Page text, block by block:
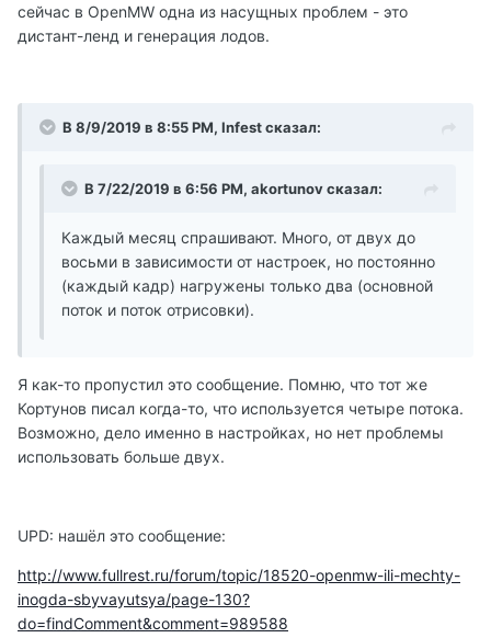
сейчас в OpenMW одна из насущных проблем - это
дистант-ленд и генерация лодов.
В 8/9/2019 в 8:55 PM, Infest сказал:
В 7/22/2019 в 6:56 PM, akortunov сказал:
Каждый месяц спрашивают. Много, от двух до
восьми в зависимости от настроек, но постоянно
(каждый кадр) нагружены только два (основной
поток и поток отрисовки).
Я как-то пропустил это сообщение. Помню, что тот же
Кортунов писал когда-то, что используется четыре потока.
Возможно, дело именно в настройках, но нет проблемы
использовать больше двух.
UPD: нашёл это сообщение:
http://www.fullrest.ru/forum/topic/18520-openmw-ili-mechty-
inogda-sbyvayutsya/page-130?
do=findComment&comment=989588